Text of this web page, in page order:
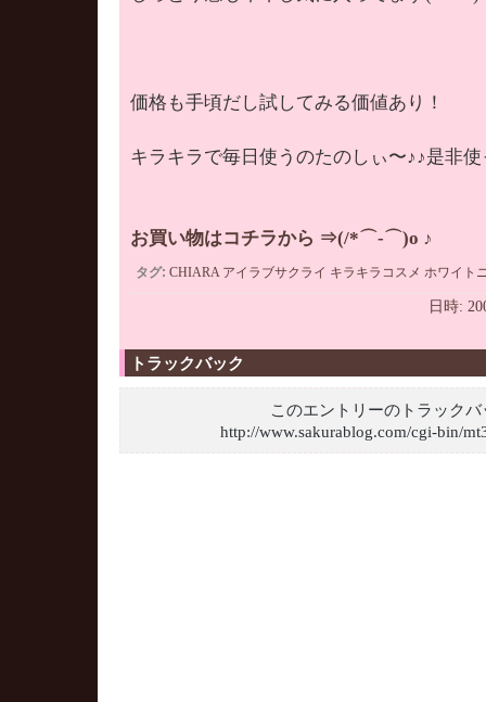
価格も手頃だし試してみる価値あり！
キラキラで毎日使うのたのしぃ〜♪♪是非
お買い物はコチラから ⇒(/*⌒-⌒)o ♪
タグ: CHIARA アイラブサクライ キラキラコスメ ホワイト
日時:
トラックバック
このエントリーのトラック
http://www.sakurablog.com/cgi-bin/